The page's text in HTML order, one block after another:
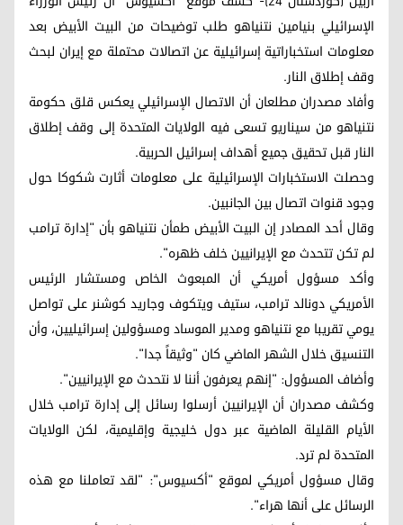
الإسرائيلي بنيامين نتنياهو طلب توضيحات من البيت الأبيض بعد
معلومات استخباراتية إسرائيلية عن اتصالات محتملة مع إيران لبحث
وقف إطلاق النار.
وأفاد مصدران مطلعان أن الاتصال الإسرائيلي يعكس قلق حكومة
نتنياهو من سيناريو تسعى فيه الولايات المتحدة إلى وقف إطلاق
النار قبل تحقيق جميع أهداف إسرائيل الحربية.
وحصلت الاستخبارات الإسرائيلية على معلومات أثارت شكوكا حول
وجود قنوات اتصال بين الجانبين.
وقال أحد المصادر إن البيت الأبيض طمأن نتنياهو بأن "إدارة ترامب
لم تكن تتحدث مع الإيرانيين خلف ظهره".
وأكد مسؤول أمريكي أن المبعوث الخاص ومستشار الرئيس
الأمريكي دونالد ترامب، ستيف ويتكوف وجاريد كوشنر على تواصل
يومي تقريبا مع نتنياهو ومدير الموساد ومسؤولين إسرائيليين، وأن
التنسيق خلال الشهر الماضي كان "وثيقاً جدا".
وأضاف المسؤول: "إنهم يعرفون أننا لا نتحدث مع الإيرانيين".
وكشف مصدران أن الإيرانيين أرسلوا رسائل إلى إدارة ترامب خلال
الأيام القليلة الماضية عبر دول خليجية وإقليمية، لكن الولايات
المتحدة لم ترد.
وقال مسؤول أمريكي لموقع "أكسيوس": "لقد تعاملنا مع هذه
الرسائل على أنها هراء".